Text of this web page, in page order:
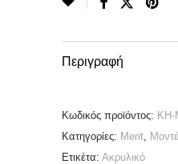
Περιγραφή
Κωδικός προϊόντος: KH-
Κατηγορίες: Merit,
Ετικέτα: Ακρυλικό